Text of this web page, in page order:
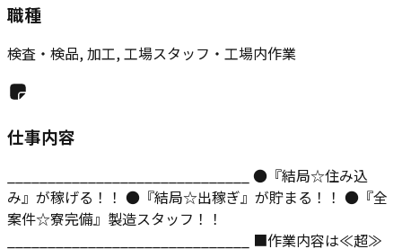
職種
検査・検品, 加工, 工場スタッフ・工場内作業
仕事内容
______________________________ ●『結局☆住み込
み』が稼げる！！ ●『結局☆出稼ぎ』が貯まる！！ ●『全
案件☆寮完備』製造スタッフ！！
______________________________ ■作業内容は≪超≫